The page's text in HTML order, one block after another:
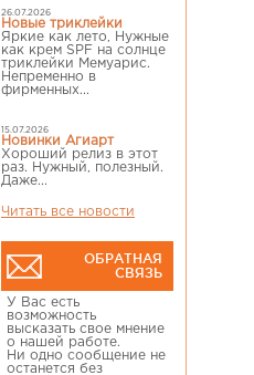
26.07.2026
Новые триклейки
Яркие как лето, Нужные
как крем SPF на солнце
триклейки Мемуарис.
Непременно в
фирменных...
15.07.2026
Новинки Агиарт
Хороший релиз в этот
раз. Нужный, полезный.
Даже...
Читать все новости
ОБРАТНАЯ
СВЯЗЬ
У Вас есть
возможность
высказать свое мнение
о нашей работе.
Ни одно сообщение не
останется без